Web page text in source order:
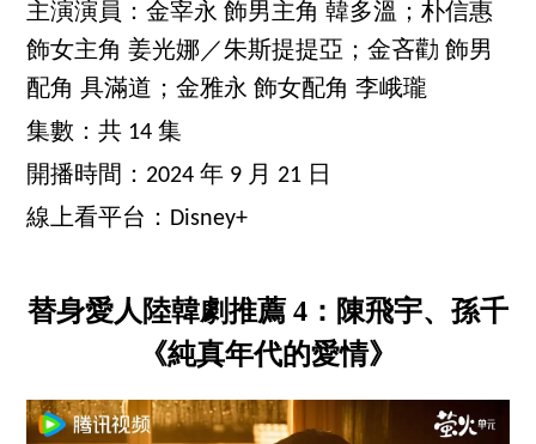
主演演員：金宰永 飾男主角 韓多溫；朴信惠
飾女主角 姜光娜／朱斯提提亞；金吝勸 飾男
配角 具滿道；金雅永 飾女配角 李峨瓏
集數：共 14 集
開播時間：2024 年 9 月 21 日
線上看平台：Disney+
替身愛人陸韓劇推薦 4：陳飛宇、孫千
《純真年代的愛情》